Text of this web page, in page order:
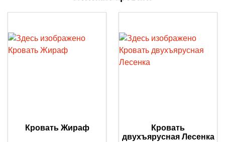
Кровать Жираф
Кровать
двухъярусная Лесенка